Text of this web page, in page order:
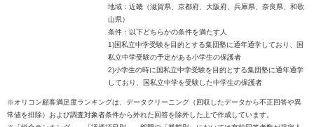
地域：近畿（滋賀県、京都府、大阪府、兵庫県、奈良県、和歌
山県）
条件：以下どちらかの条件を満たす人
1)国私立中学受験を目的とする集団塾に通年通学しており、国
私立中学受験の予定がある小学生の保護者
2)小学生の時に国私立中学受験を目的とする集団塾に通年通学
しており、国私立中学を受験した中学生の保護者
※オリコン顧客満足度ランキングは、データクリーニング（回収したデータから不正回答や異
常値を排除）および調査対象者条件から外れた回答を除外した上で作成しています。